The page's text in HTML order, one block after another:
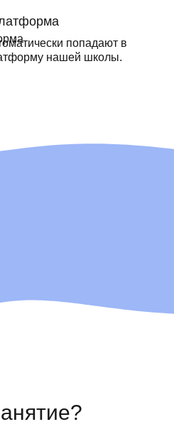
попадают в
нашей школы.
школа, мы — ІТ-
выпускников